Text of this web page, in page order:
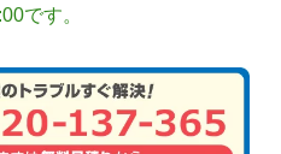
です。